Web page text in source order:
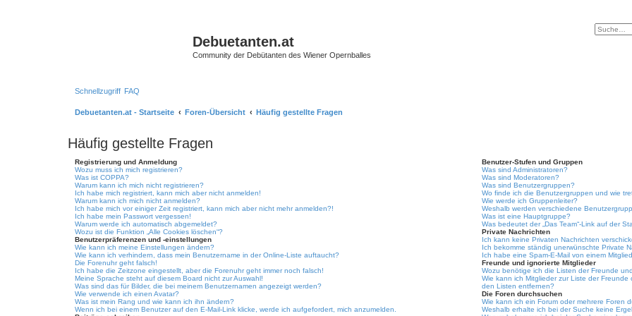
Debuetanten.at
Community der Debütanten des Wiener Opernballes
Schnellzugriff FAQ
Debuetanten.at - Startseite Foren-Übersicht
Häufig gestellte Fragen
Häufig gestellte Fragen
Registrierung und Anmeldung
Wozu muss ich mich registrieren?
Was ist COPPA?
Warum kann ich mich nicht registrieren?
Ich habe mich registriert, kann mich aber nicht anmelden!
Warum kann ich mich nicht anmelden?
Ich habe mich vor einiger Zeit registriert, kann mich aber nicht mehr anmelden?!
Ich habe mein Passwort vergessen!
Warum werde ich automatisch abgemeldet?
Wozu ist die Funktion „Alle Cookies löschen“?
Benutzerpräferenzen und -einstellungen
Wie kann ich meine Einstellungen ändern?
Wie kann ich verhindern, dass mein Benutzername in der Online-Liste auftaucht?
Die Forenuhr geht falsch!
Ich habe die Zeitzone eingestellt, aber die Forenuhr geht immer noch falsch!
Meine Sprache steht auf diesem Board nicht zur Auswahl!
Was sind das für Bilder, die bei meinem Benutzernamen angezeigt werden?
Wie verwende ich einen Avatar?
Was ist mein Rang und wie kann ich ihn ändern?
Wenn ich bei einem Benutzer auf den E-Mail-Link klicke, werde ich aufgefordert, mich anzumelden.
Benutzer-Stufen und Gruppen
Was sind Administratoren?
Was sind Moderatoren?
Was sind Benutzergruppen?
Wo finde ich die Benutzergruppen und wie
Wie werde ich Gruppenleiter?
Weshalb werden verschiedene
Was ist eine Hauptgruppe?
Was bedeutet der „Das Team“-Link auf der
Private Nachrichten
Ich kann keine Privaten Nachrichten
Ich bekomme ständig unerwünschte Private
Ich habe eine Spam-E-Mail von einem
Freunde und ignorierte Mitglieder
Wozu benötige ich die Listen der Freunde
Wie kann ich Mitglieder zur Liste der
den Listen entfernen?
Die Foren durchsuchen
Wie kann ich ein Forum oder mehrere Foren
Weshalb erhalte ich bei der Suche keine